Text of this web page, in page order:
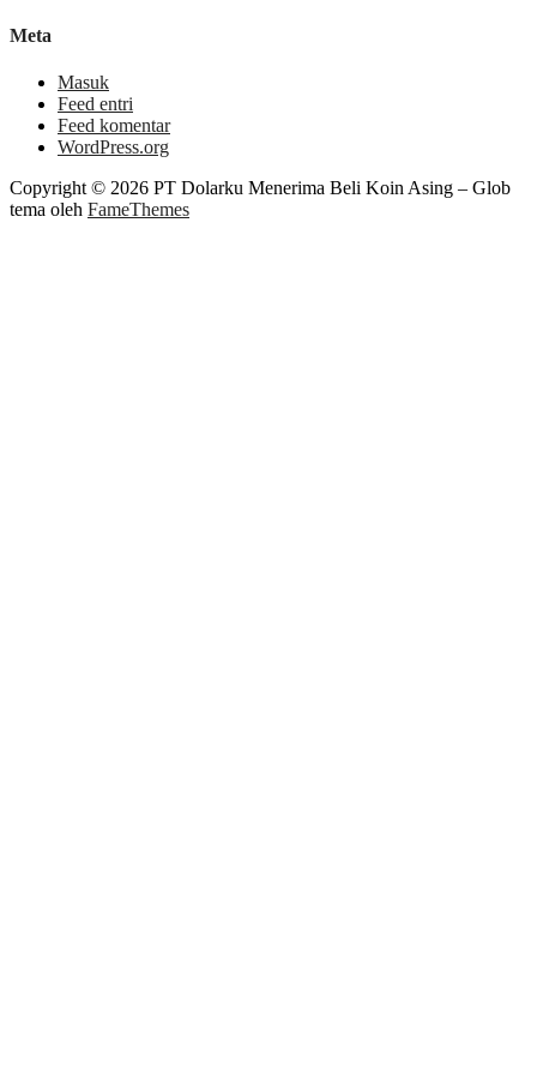
Meta
Masuk
Feed entri
Feed komentar
WordPress.org
Copyright © 2026 PT Dolarku Menerima Beli Koin Asing – Glob
tema oleh FameThemes